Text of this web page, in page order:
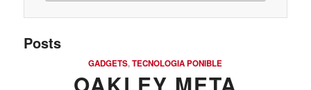
Posts
GADGETS,TECNOLOGIA PONIBLE
OAKLEY META